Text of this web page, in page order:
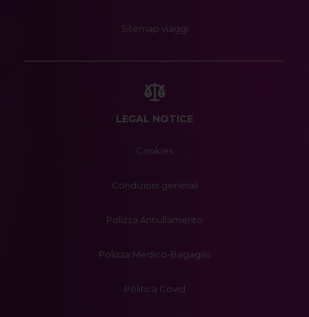
Sitemap viaggi
LEGAL NOTICE
Cookies
Condizioni generali
Polizza Annullamento
Polizza Medico-Bagaglio
Politica Covid